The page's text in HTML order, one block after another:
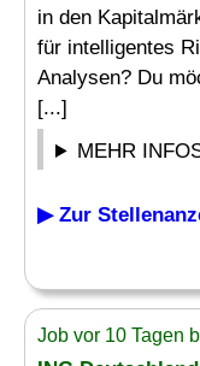
in den
für intelligentes
Analysen? Du
[...]
MEHR
▶ Zur
Job vor 10 Tagen